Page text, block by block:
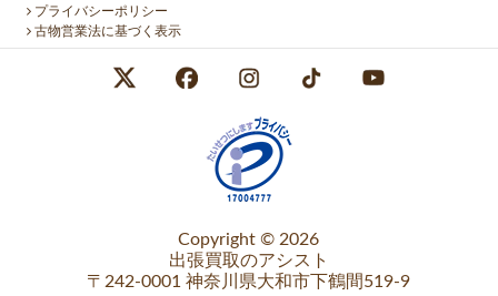
プライバシーポリシー
古物営業法に基づく表示
Copyright © 2026
出張買取のアシスト
〒242-0001 神奈川県大和市下鶴間519-9